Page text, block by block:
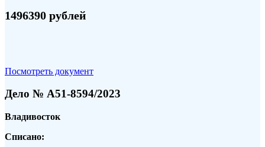
1496390 рублей
Посмотреть документ
Дело № А51-8594/2023
Владивосток
Списано: